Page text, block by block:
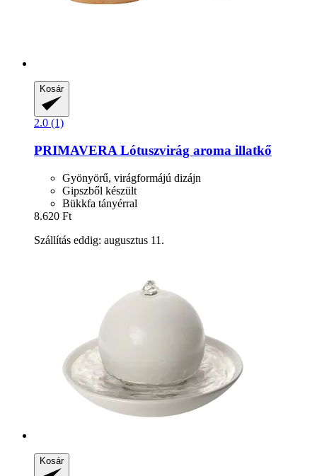
Kosár
2.0 (1)
PRIMAVERA Lótuszvirág aroma illatkő
Gyönyörű, virágformájú dizájn
Gipszből készült
Bükkfa tányérral
8.620 Ft
Szállítás eddig: augusztus 11.
Kosár